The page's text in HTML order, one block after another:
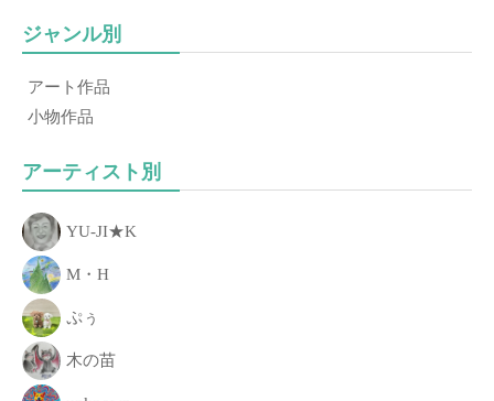
あ
な
た
の
歩
」
を
お
手
伝
い
致
し
ジャンル別
アート作品
小物作品
アーティスト別
YU-JI★K
M・H
ぷぅ
木の苗